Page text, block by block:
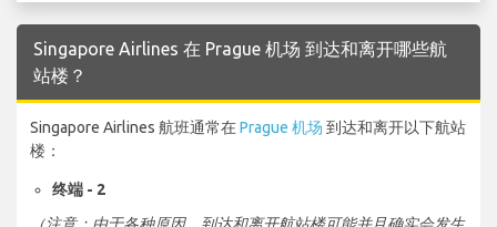
Singapore Airlines 在 Prague 机场 到达和离开哪些航
站楼？
Singapore Airlines 航班通常在Prague 机场 到达和离开以下航站
楼：
终端 - 2
（注意：由于各种原因，到达和离开航站楼可能并且确实会发生